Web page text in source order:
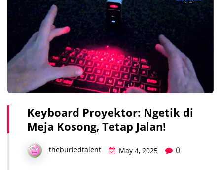
Keyboard Proyektor: Ngetik di
Meja Kosong, Tetap Jalan!
theburiedtalent May 4, 2025 0